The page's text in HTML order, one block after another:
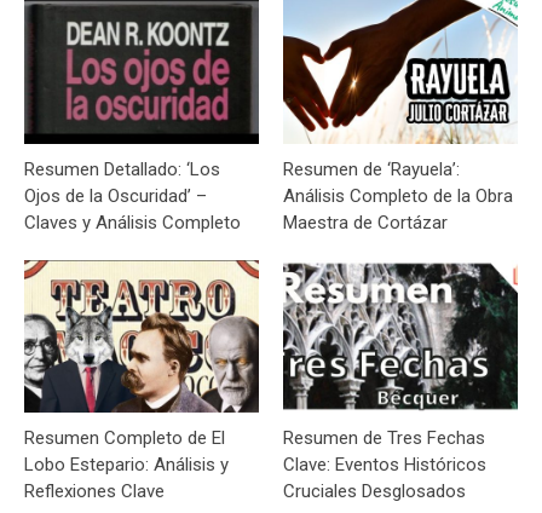
Resumen Detallado: ‘Los
Ojos de la Oscuridad’ –
Claves y Análisis Completo
Resumen de ‘Rayuela’:
Análisis Completo de la Obra
Maestra de Cortázar
Resumen Completo de El
Lobo Estepario: Análisis y
Reflexiones Clave
Resumen de Tres Fechas
Clave: Eventos Históricos
Cruciales Desglosados